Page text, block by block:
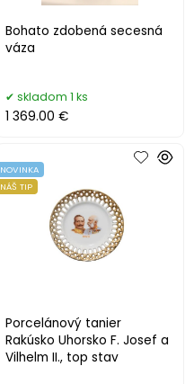
Bohato zdobená secesná
váza
skladom 1 ks
1 369.00 €
Porcelánový tanier
Rakúsko Uhorsko F. Josef a
Vilhelm II., top stav
NOVINKA
NÁŠ TIP